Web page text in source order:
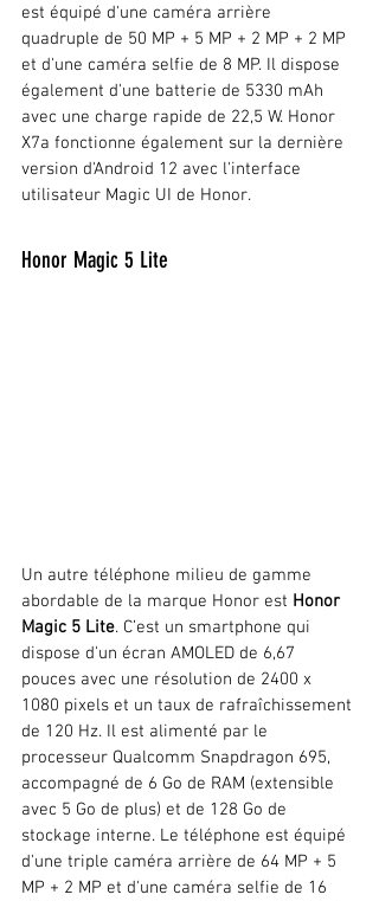
est équipé d'une caméra arrière
quadruple de 50 MP + 5 MP + 2 MP + 2 MP
et d'une caméra selfie de 8 MP. Il dispose
également d'une batterie de 5330 mAh
avec une charge rapide de 22,5 W. Honor
X7a fonctionne également sur la dernière
version d'Android 12 avec l'interface
utilisateur Magic UI de Honor.
Honor Magic 5 Lite
Un autre téléphone milieu de gamme
abordable de la marque Honor est Honor
Magic 5 Lite. C’est un smartphone qui
dispose d'un écran AMOLED de 6,67
pouces avec une résolution de 2400 x
1080 pixels et un taux de rafraîchissement
de 120 Hz. Il est alimenté par le
processeur Qualcomm Snapdragon 695,
accompagné de 6 Go de RAM (extensible
avec 5 Go de plus) et de 128 Go de
stockage interne. Le téléphone est équipé
d'une triple caméra arrière de 64 MP + 5
MP + 2 MP et d'une caméra selfie de 16